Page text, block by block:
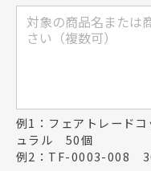
例1：フェアトレード
ュラル 50個
例2：TF-0003-008